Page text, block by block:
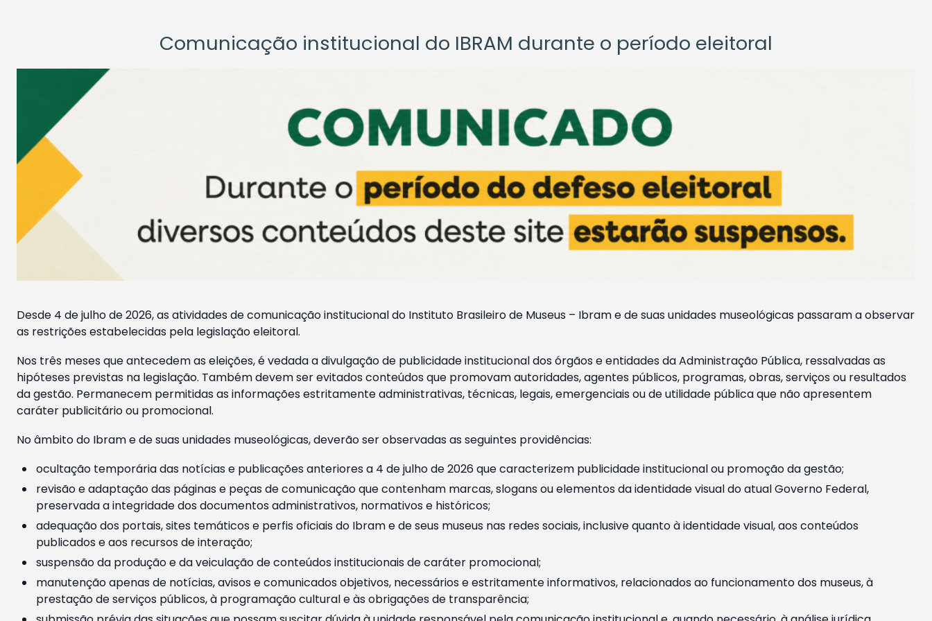
Comunicação institucional do IBRAM durante o período eleitoral
Desde 4 de julho de 2026, as atividades de comunicação institucional do Instituto Brasileiro de Museus – Ibram e de suas unidades museológicas passaram a observar
as restrições estabelecidas pela legislação eleitoral.
Nos três meses que antecedem as eleições, é vedada a divulgação de publicidade institucional dos órgãos e entidades da Administração Pública, ressalvadas as
hipóteses previstas na legislação. Também devem ser evitados conteúdos que promovam autoridades, agentes públicos, programas, obras, serviços ou resultados
da gestão. Permanecem permitidas as informações estritamente administrativas, técnicas, legais, emergenciais ou de utilidade pública que não apresentem
caráter publicitário ou promocional.
No âmbito do Ibram e de suas unidades museológicas, deverão ser observadas as seguintes providências:
ocultação temporária das notícias e publicações anteriores a 4 de julho de 2026 que caracterizem publicidade institucional ou promoção da gestão;
revisão e adaptação das páginas e peças de comunicação que contenham marcas, slogans ou elementos da identidade visual do atual Governo Federal,
preservada a integridade dos documentos administrativos, normativos e históricos;
adequação dos portais, sites temáticos e perfis oficiais do Ibram e de seus museus nas redes sociais, inclusive quanto à identidade visual, aos conteúdos
publicados e aos recursos de interação;
suspensão da produção e da veiculação de conteúdos institucionais de caráter promocional;
manutenção apenas de notícias, avisos e comunicados objetivos, necessários e estritamente informativos, relacionados ao funcionamento dos museus, à
prestação de serviços públicos, à programação cultural e às obrigações de transparência;